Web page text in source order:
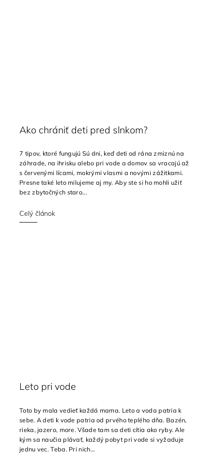
Ako chrániť deti pred slnkom?
7 tipov, ktoré fungujú Sú dni, keď deti od rána zmiznú na
záhrade, na ihrisku alebo pri vode a domov sa vracajú až
s červenými lícami, mokrými vlasmi a novými zážitkami.
Presne také leto milujeme aj my. Aby ste si ho mohli užiť
bez zbytočných staro...
Celý článok
Leto pri vode
Toto by mala vedieť každá mama. Leto a voda patria k
sebe. A deti k vode patria od prvého teplého dňa. Bazén,
rieka, jazero, more. Všade tam sa deti cítia ako ryby. Ale
kým sa naučia plávať, každý pobyt pri vode si vyžaduje
jednu vec. Teba. Pri nich...